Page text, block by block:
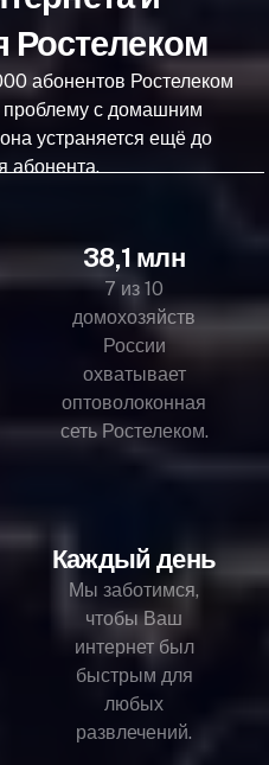
Ростелеком
абонентов Ростелеком
проблему с домашним
устраняется ещё до
абонента.
38,1 млн
7 из 10
домохозяйств
России
охватывает
оптоволоконная
сеть Ростелеком.
Каждый день
Мы заботимся,
чтобы Ваш
интернет был
быстрым для
любых
развлечений.